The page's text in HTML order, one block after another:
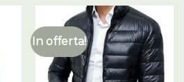
In offerta!